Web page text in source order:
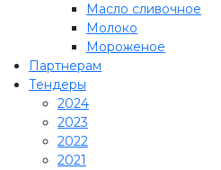
Масло сливочное
Молоко
Мороженое
Партнерам
Тендеры
2024
2023
2022
2021